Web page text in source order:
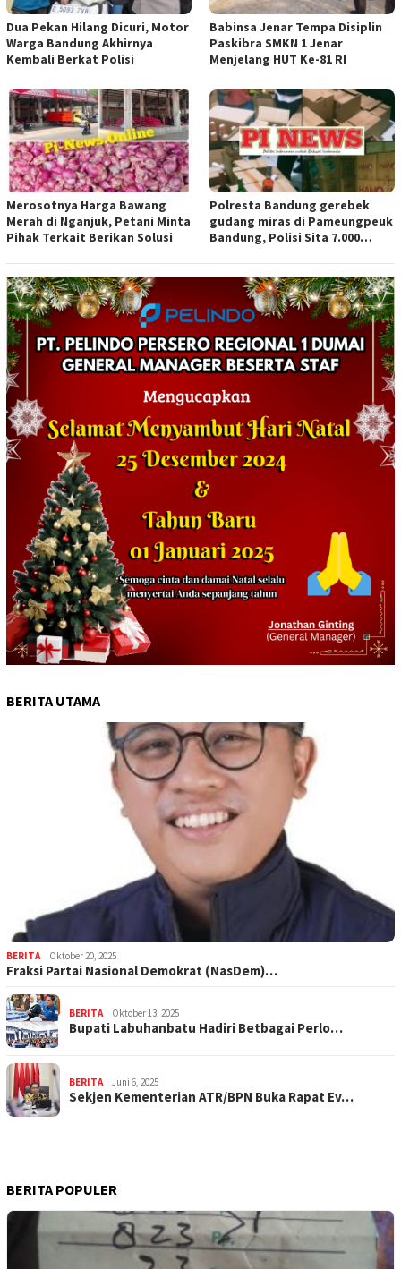
Dua Pekan Hilang Dicuri, Motor
Warga Bandung Akhirnya
Kembali Berkat Polisi
Babinsa Jenar Tempa Disiplin
Paskibra SMKN 1 Jenar
Menjelang HUT Ke-81 RI
Merosotnya Harga Bawang
Merah di Nganjuk, Petani Minta
Pihak Terkait Berikan Solusi
Polresta Bandung gerebek
gudang miras di Pameungpeuk
Bandung, Polisi Sita 7.000
BERITA UTAMA
BERITA Oktober 20, 2025
Fraksi Partai Nasional Demokrat (NasDem)…
BERITA Oktober 13, 2025
Bupati Labuhanbatu Hadiri Betbagai Perlo…
BERITA Juni 6, 2025
Sekjen Kementerian ATR/BPN Buka Rapat Ev…
BERITA POPULER